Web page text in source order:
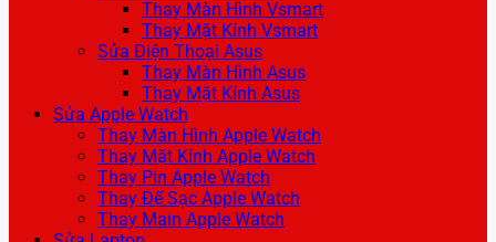
Thay Màn Hình Vsmart
Thay Mặt Kính Vsmart
Sửa Điện Thoại Asus
Thay Màn Hình Asus
Thay Mặt Kính Asus
Sửa Apple Watch
Thay Màn Hình Apple Watch
Thay Mặt Kính Apple Watch
Thay Pin Apple Watch
Thay Đế Sạc Apple Watch
Thay Main Apple Watch